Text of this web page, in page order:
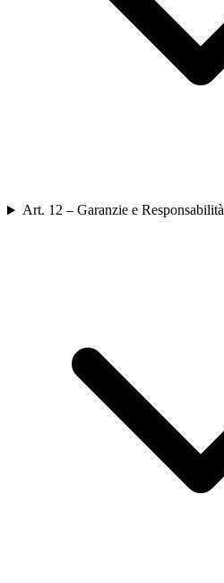
Art. 12 – Garanzie e Responsabilità